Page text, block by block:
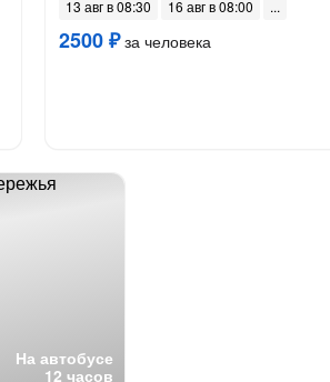
13 авг в 08:30 16 авг в 08:00
2500 ₽за человека
На автобусе
12 часов